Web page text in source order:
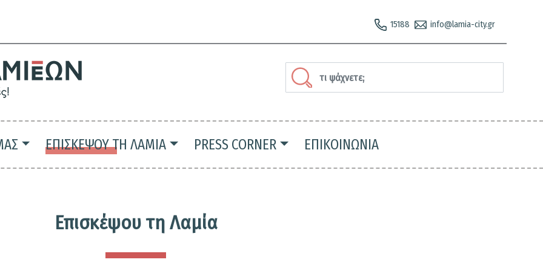
το
15188 info@lamia-city.gr
Section
header-
slider-
top-
right
Αναζήτηση
ΕΠΙΣΚΕΨΟΥ ΤΗ ΛΑΜΙΑ PRESS CORNER ΕΠΙΚΟΙΝΩΝΙΑ
Επισκέψου τη Λαμία